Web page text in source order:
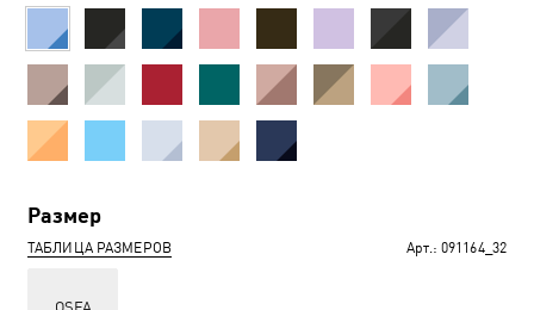
Размер
ТАБЛИЦА РАЗМЕРОВ Арт.: 091164_32
OSFA